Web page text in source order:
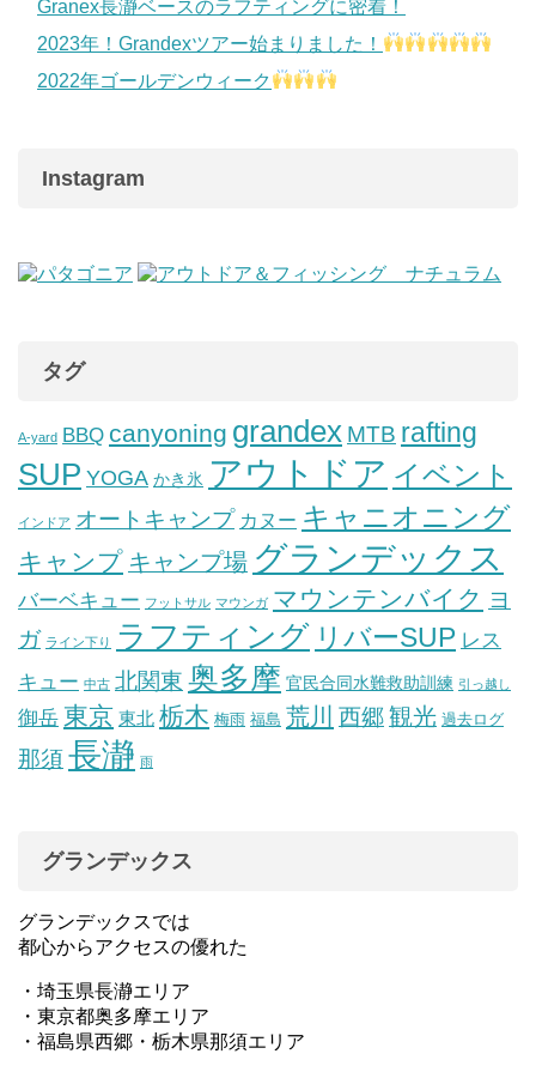
Granex長瀞ベースのラフティングに密着！
2023年！Grandexツアー始まりました！
2022年ゴールデンウィーク
Instagram
タグ
A-yard BBQ canyoning grandex MTB rafting
SUP YOGA かき氷 アウトドア イベント
インドア オートキャンプ カヌー キャニオニング
キャンプ キャンプ場 グランデックス
バーベキュー フットサル マウンガ マウンテンバイク ヨ
ガ ライン下り ラフティング リバーSUP レス
キュー 中古 北関東 奥多摩 官民合同水難救助訓練 引っ越し
御岳 東京 東北 栃木 梅雨 福島 荒川 西郷観光 過去ログ
那須長瀞 雨
グランデックス
グランデックスでは
都心からアクセスの優れた
・埼玉県長瀞エリア
・東京都奥多摩エリア
・福島県西郷・栃木県那須エリア